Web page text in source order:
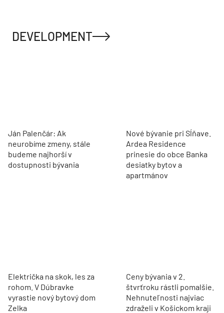
DEVELOPMENT
Ján Palenčár: Ak
neurobíme zmeny, stále
budeme najhorší v
dostupnosti bývania
Nové bývanie pri Sĺňave.
Ardea Residence
prinesie do obce Banka
desiatky bytov a
apartmánov
Električka na skok, les za
rohom. V Dúbravke
vyrastie nový bytový dom
Zelka
Ceny bývania v 2.
štvrťroku rástli pomalšie.
Nehnuteľnosti najviac
zdraželi v Košickom kraji